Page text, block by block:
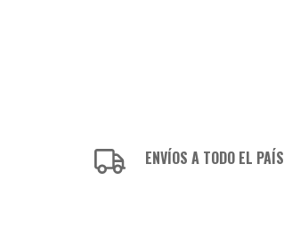
ENVÍOS A TODO EL PAÍS